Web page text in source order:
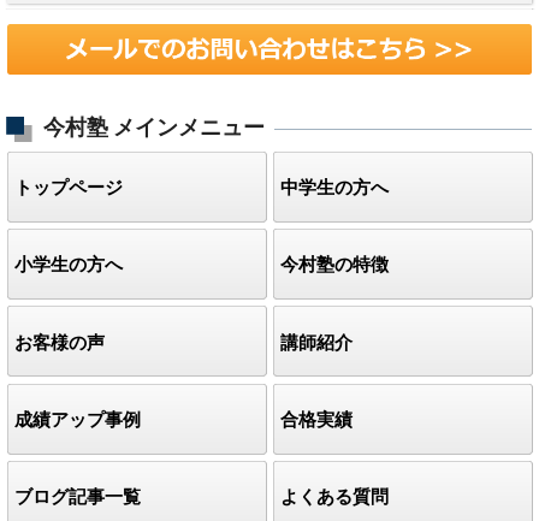
今村塾 メインメニュー
トップページ 中学生の方へ
小学生の方へ 今村塾の特徴
お客様の声 講師紹介
成績アップ事例 合格実績
ブログ記事一覧 よくある質問